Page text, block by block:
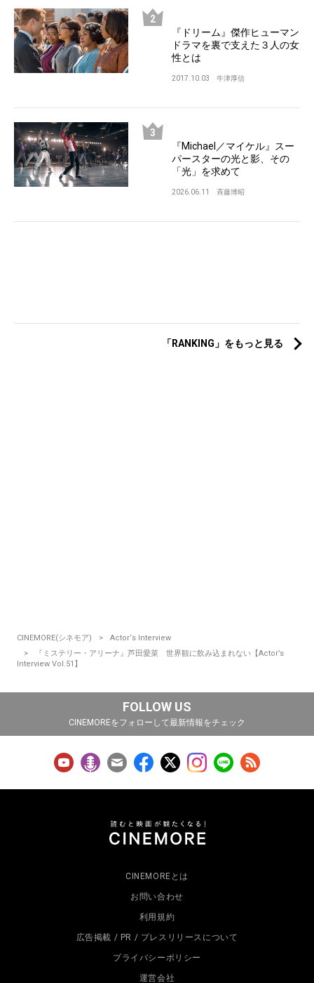
『ドリーム』傑作ヒューマン
ドラマを裏で支えた３人の女
性とは
2017.10.03 牛津厚信
『Michael／マイケル』スー
パースターの光と影、その
「光」を求めて
2026.06.11 斉藤博昭
「RANKING」をもっと見る
CINEMORE(シネモア)
Actor‘s Interview
『ミステリー・アリーナ』芦田愛菜 世界観に飲み込まれない【Actor’s
Interview Vol.51】
FOLLOW US
CINEMOREをフォローして最新情報をチェック
CINEMOREとは
お問い合わせ
利用規約
広告掲載 / PR / プレスリリースについて
プライバシーポリシー
運営会社